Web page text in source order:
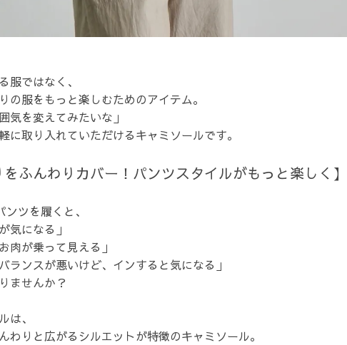
服ではなく、
の服をもっと楽しむためのアイテム。
気を変えてみたいな」
に取り入れていただけるキャミソールです。
をふんわりカバー！パンツスタイルがもっと楽しく】
ツを履くと、
気になる」
肉が乗って見える」
ランスが悪いけど、インすると気になる」
ませんか？
は、
わりと広がるシルエットが特徴のキャミソール。